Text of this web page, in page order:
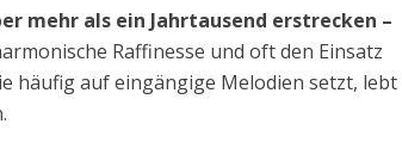
mehr als ein Jahrtausend erstrecken –
Raffinesse und oft den Einsatz
häufig auf eingängige Melodien setzt, lebt